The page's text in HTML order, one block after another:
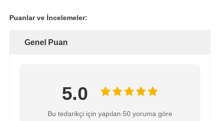
Puanlar ve İncelemeler:
Genel Puan
5.0
Bu tedarikçi için yapılan 50 yoruma göre